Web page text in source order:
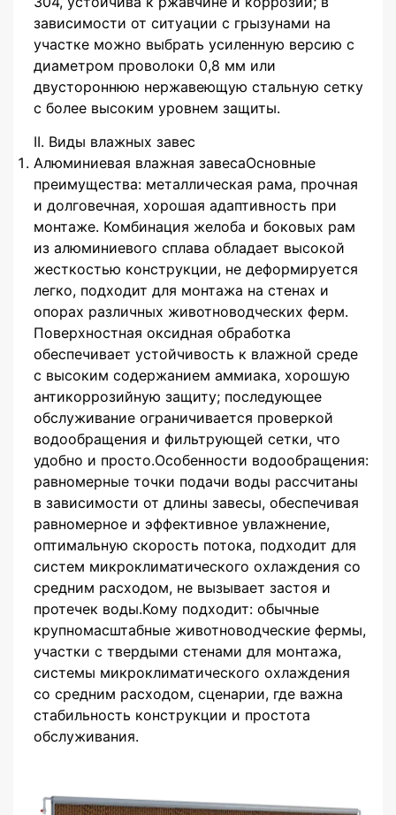
зависимости от ситуации с грызунами на
участке можно выбрать усиленную версию с
диаметром проволоки 0,8 мм или
двустороннюю нержавеющую стальную сетку
с более высоким уровнем защиты.
II. Виды влажных завес
Алюминиевая влажная завесаОсновные
преимущества: металлическая рама, прочная
и долговечная, хорошая адаптивность при
монтаже. Комбинация желоба и боковых рам
из алюминиевого сплава обладает высокой
жесткостью конструкции, не деформируется
легко, подходит для монтажа на стенах и
опорах различных животноводческих ферм.
Поверхностная оксидная обработка
обеспечивает устойчивость к влажной среде
с высоким содержанием аммиака, хорошую
антикоррозийную защиту; последующее
обслуживание ограничивается проверкой
водообращения и фильтрующей сетки, что
удобно и просто.Особенности водообращения:
равномерные точки подачи воды рассчитаны
в зависимости от длины завесы, обеспечивая
равномерное и эффективное увлажнение,
оптимальную скорость потока, подходит для
систем микроклиматического охлаждения со
средним расходом, не вызывает застоя и
протечек воды.Кому подходит: обычные
крупномасштабные животноводческие фермы,
участки с твердыми стенами для монтажа,
системы микроклиматического охлаждения
со средним расходом, сценарии, где важна
стабильность конструкции и простота
обслуживания.